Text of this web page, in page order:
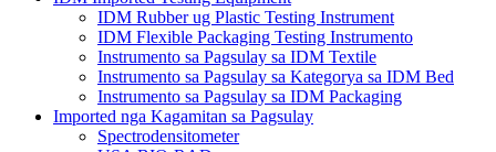
IDM Rubber ug Plastic Testing Instrument
IDM Flexible Packaging Testing Instrumento
Instrumento sa Pagsulay sa IDM Textile
Instrumento sa Pagsulay sa Kategorya sa IDM Bed
Instrumento sa Pagsulay sa IDM Packaging
Imported nga Kagamitan sa Pagsulay
Spectrodensitometer